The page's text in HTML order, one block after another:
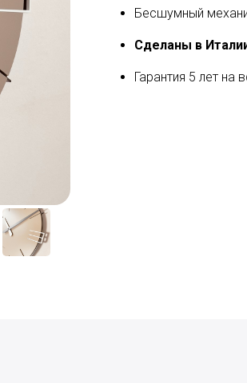
Бесшумный
Сделаны в
Гарантия 5 лет на